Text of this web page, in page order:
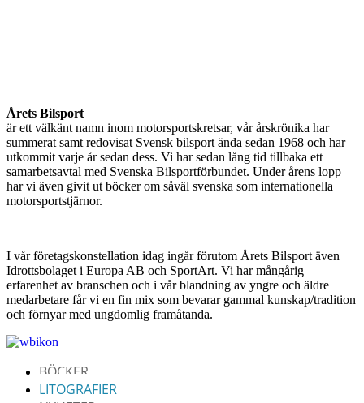
Årets Bilsport
är ett välkänt namn inom motorsportskretsar, vår årskrönika har
summerat samt redovisat Svensk bilsport ända sedan 1968 och har
utkommit varje år sedan dess. Vi har sedan lång tid tillbaka ett
samarbetsavtal med Svenska Bilsportförbundet. Under årens lopp
har vi även givit ut böcker om såväl svenska som internationella
motorsportstjärnor.
I vår företagskonstellation idag ingår förutom Årets Bilsport även
Idrottsbolaget i Europa AB och SportArt. Vi har mångårig
erfarenhet av branschen och i vår blandning av yngre och äldre
medarbetare får vi en fin mix som bevarar gammal kunskap/tradition
och förnyar med ungdomlig framåtanda.
BÖCKER
LITOGRAFIER